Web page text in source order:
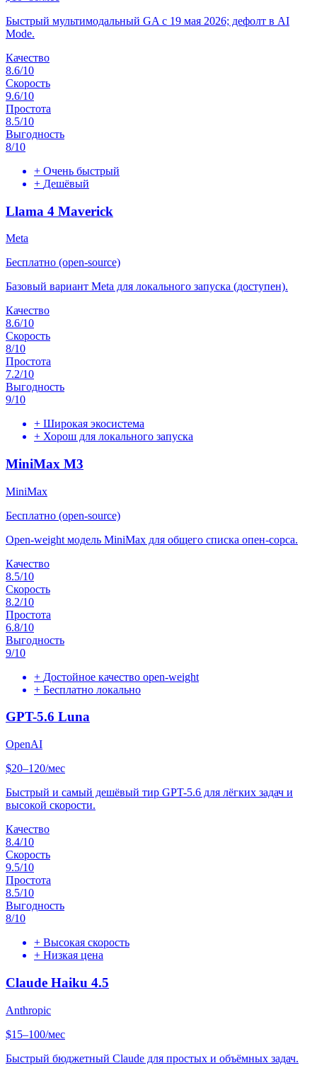
Быстрый мультимодальный GA с 19 мая 2026; дефолт в AI
Mode.
Качество
8.6/10
Скорость
9.6/10
Простота
8.5/10
Выгодность
8/10
+ Очень быстрый
+ Дешёвый
Llama 4 Maverick
Meta
Бесплатно (open-source)
Базовый вариант Meta для локального запуска (доступен).
Качество
8.6/10
Скорость
8/10
Простота
7.2/10
Выгодность
9/10
+ Широкая экосистема
+ Хорош для локального запуска
MiniMax M3
MiniMax
Бесплатно (open-source)
Open-weight модель MiniMax для общего списка опен-сорса.
Качество
8.5/10
Скорость
8.2/10
Простота
6.8/10
Выгодность
9/10
+ Достойное качество open-weight
+ Бесплатно локально
GPT-5.6 Luna
OpenAI
$20–120/мес
Быстрый и самый дешёвый тир GPT-5.6 для лёгких задач и
высокой скорости.
Качество
8.4/10
Скорость
9.5/10
Простота
8.5/10
Выгодность
8/10
+ Высокая скорость
+ Низкая цена
Claude Haiku 4.5
Anthropic
$15–100/мес
Быстрый бюджетный Claude для простых и объёмных задач.